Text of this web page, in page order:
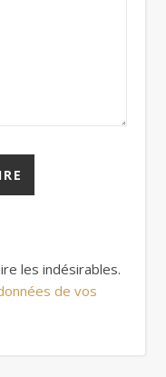
les indésirables.
de vos